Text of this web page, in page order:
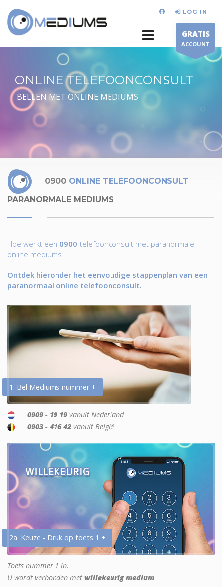
LOG IN
GRATIS
ACCOUNT
ONLINE TELEFOONCONSULT
BELLEN MET ONLINE MEDIUMS
0900 ONLINE TELEFOONCONSULT
PARANORMALE MEDIUMS
Hoe werkt een 0900-telefoonconsult met paranormale
online mediums.
Ontdek hieronder het eenvoudige stappenplan van een
paranormaal online telefoonconsult.
1. Bel Mediums-nummer +
0909 - 19 19 vanuit Nederland
0903 - 416 42 vanuit België
2a. Keuze - Druk op toets 1 +
Toets nummer 1 in.
U wordt verbonden met willekeurig medium